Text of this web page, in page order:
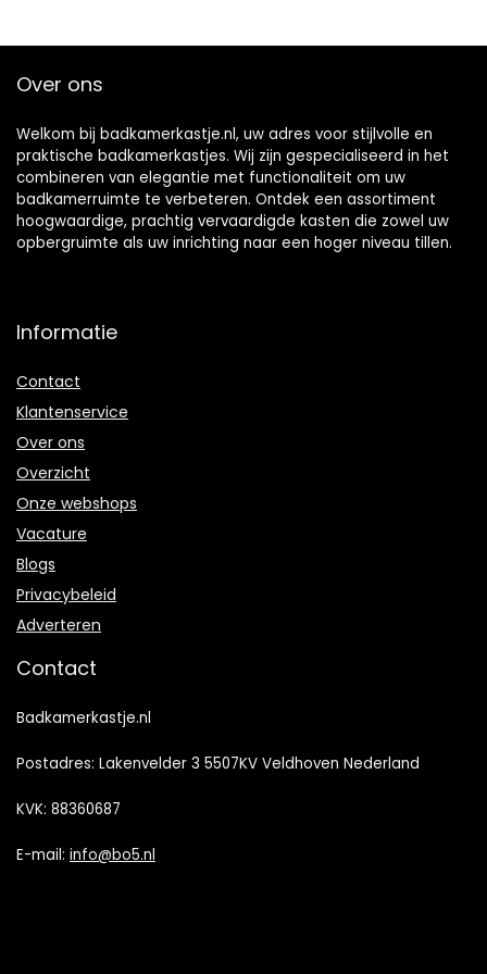
Groen, BZR140-GR
Over ons
Welkom bij badkamerkastje.nl, uw adres voor stijlvolle en
praktische badkamerkastjes. Wij zijn gespecialiseerd in het
combineren van elegantie met functionaliteit om uw
badkamerruimte te verbeteren. Ontdek een assortiment
hoogwaardige, prachtig vervaardigde kasten die zowel uw
opbergruimte als uw inrichting naar een hoger niveau tillen.
Informatie
Contact
Klantenservice
Over ons
Overzicht
Onze webshops
Vacature
Blogs
Privacybeleid
Adverteren
Contact
Badkamerkastje.nl
Postadres: Lakenvelder 3 5507KV Veldhoven Nederland
KVK: 88360687
E-mail: info@bo5.nl